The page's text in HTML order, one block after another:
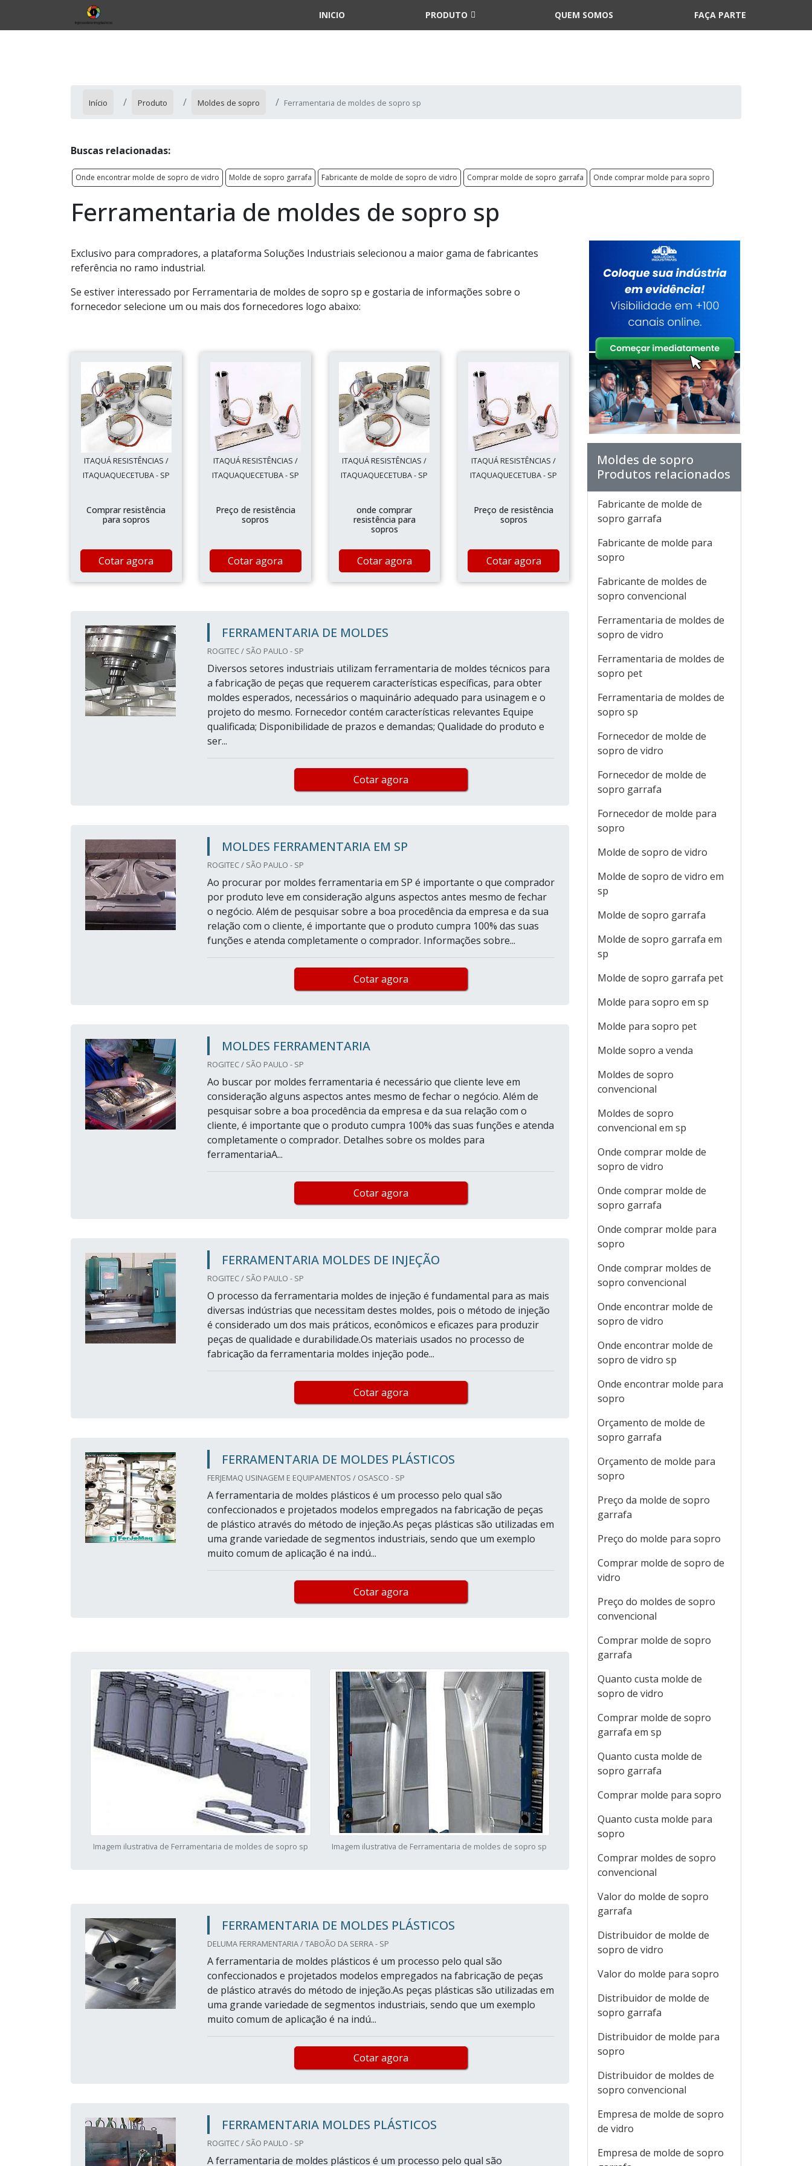
INICIO PRODUTO QUEM SOMOS FAÇA PARTE
Início Produto Moldes de sopro Ferramentaria de moldes de sopro sp
Buscas relacionadas:
Onde encontrar molde de sopro de vidro Molde de sopro garrafa Fabricante de molde de sopro de vidro Comprar molde de sopro garrafa Onde comprar molde para sopro
Ferramentaria de moldes de sopro sp
Exclusivo para compradores, a plataforma Soluções Industriais selecionou a maior gama de fabricantes
referência no ramo industrial.
Se estiver interessado por Ferramentaria de moldes de sopro sp e gostaria de informações sobre o
fornecedor selecione um ou mais dos fornecedores logo abaixo:
ITAQUÁ RESISTÊNCIAS /
ITAQUAQUECETUBA - SP
Comprar resistência
para sopros
Cotar agora
ITAQUÁ RESISTÊNCIAS /
ITAQUAQUECETUBA - SP
Preço de resistência
sopros
Cotar agora
ITAQUÁ RESISTÊNCIAS /
ITAQUAQUECETUBA - SP
onde comprar
resistência para
sopros
Cotar agora
ITAQUÁ RESISTÊNCIAS /
ITAQUAQUECETUBA - SP
Preço de resistência
sopros
Cotar agora
FERRAMENTARIA DE MOLDES
ROGITEC / SÃO PAULO - SP
Diversos setores industriais utilizam ferramentaria de moldes técnicos para
a fabricação de peças que requerem características específicas, para obter
moldes esperados, necessários o maquinário adequado para usinagem e o
projeto do mesmo. Fornecedor contém características relevantes Equipe
qualificada; Disponibilidade de prazos e demandas; Qualidade do produto e
ser...
Cotar agora
MOLDES FERRAMENTARIA EM SP
ROGITEC / SÃO PAULO - SP
Ao procurar por moldes ferramentaria em SP é importante o que comprador
por produto leve em consideração alguns aspectos antes mesmo de fechar
o negócio. Além de pesquisar sobre a boa procedência da empresa e da sua
relação com o cliente, é importante que o produto cumpra 100% das suas
funções e atenda completamente o comprador. Informações sobre...
Cotar agora
MOLDES FERRAMENTARIA
ROGITEC / SÃO PAULO - SP
Ao buscar por moldes ferramentaria é necessário que cliente leve em
consideração alguns aspectos antes mesmo de fechar o negócio. Além de
pesquisar sobre a boa procedência da empresa e da sua relação com o
cliente, é importante que o produto cumpra 100% das suas funções e atenda
completamente o comprador. Detalhes sobre os moldes para
ferramentariaA...
Cotar agora
FERRAMENTARIA MOLDES DE INJEÇÃO
ROGITEC / SÃO PAULO - SP
O processo da ferramentaria moldes de injeção é fundamental para as mais
diversas indústrias que necessitam destes moldes, pois o método de injeção
é considerado um dos mais práticos, econômicos e eficazes para produzir
peças de qualidade e durabilidade.Os materiais usados no processo de
fabricação da ferramentaria moldes injeção pode...
Cotar agora
FERRAMENTARIA DE MOLDES PLÁSTICOS
FERJEMAQ USINAGEM E EQUIPAMENTOS / OSASCO - SP
A ferramentaria de moldes plásticos é um processo pelo qual são
confeccionados e projetados modelos empregados na fabricação de peças
de plástico através do método de injeção.As peças plásticas são utilizadas em
uma grande variedade de segmentos industriais, sendo que um exemplo
muito comum de aplicação é na indú...
Cotar agora
Imagem ilustrativa de Ferramentaria de moldes de sopro sp Imagem ilustrativa de Ferramentaria de moldes de sopro sp
FERRAMENTARIA DE MOLDES PLÁSTICOS
DELUMA FERRAMENTARIA / TABOÃO DA SERRA - SP
A ferramentaria de moldes plásticos é um processo pelo qual são
confeccionados e projetados modelos empregados na fabricação de peças
de plástico através do método de injeção.As peças plásticas são utilizadas em
uma grande variedade de segmentos industriais, sendo que um exemplo
muito comum de aplicação é na indú...
Cotar agora
FERRAMENTARIA MOLDES PLÁSTICOS
ROGITEC / SÃO PAULO - SP
A ferramentaria de moldes plásticos é um processo pelo qual são
Moldes de sopro
Produtos relacionados
Fabricante de molde de
sopro garrafa
Fabricante de molde para
sopro
Fabricante de moldes de
sopro convencional
Ferramentaria de moldes de
sopro de vidro
Ferramentaria de moldes de
sopro pet
Ferramentaria de moldes de
sopro sp
Fornecedor de molde de
sopro de vidro
Fornecedor de molde de
sopro garrafa
Fornecedor de molde para
sopro
Molde de sopro de vidro
Molde de sopro de vidro em
sp
Molde de sopro garrafa
Molde de sopro garrafa em
sp
Molde de sopro garrafa pet
Molde para sopro em sp
Molde para sopro pet
Molde sopro a venda
Moldes de sopro
convencional
Moldes de sopro
convencional em sp
Onde comprar molde de
sopro de vidro
Onde comprar molde de
sopro garrafa
Onde comprar molde para
sopro
Onde comprar moldes de
sopro convencional
Onde encontrar molde de
sopro de vidro
Onde encontrar molde de
sopro de vidro sp
Onde encontrar molde para
sopro
Orçamento de molde de
sopro garrafa
Orçamento de molde para
sopro
Preço da molde de sopro
garrafa
Preço do molde para sopro
Comprar molde de sopro de
vidro
Preço do moldes de sopro
convencional
Comprar molde de sopro
garrafa
Quanto custa molde de
sopro de vidro
Comprar molde de sopro
garrafa em sp
Quanto custa molde de
sopro garrafa
Comprar molde para sopro
Quanto custa molde para
sopro
Comprar moldes de sopro
convencional
Valor do molde de sopro
garrafa
Distribuidor de molde de
sopro de vidro
Valor do molde para sopro
Distribuidor de molde de
sopro garrafa
Distribuidor de molde para
sopro
Distribuidor de moldes de
sopro convencional
Empresa de molde de sopro
de vidro
Empresa de molde de sopro